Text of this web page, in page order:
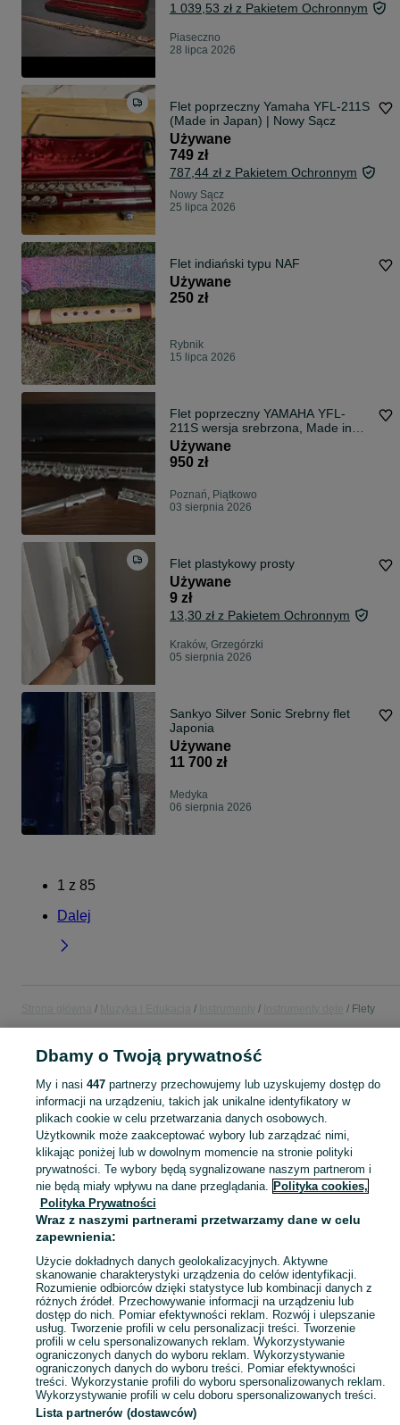
1 039,53 zł z Pakietem Ochronnym
Piaseczno
28 lipca 2026
Flet poprzeczny Yamaha YFL-211S
(Made in Japan) | Nowy Sącz
Używane
749 zł
787,44 zł z Pakietem Ochronnym
Nowy Sącz
25 lipca 2026
Flet indiański typu NAF
Używane
250 zł
Rybnik
15 lipca 2026
Flet poprzeczny YAMAHA YFL-
211S wersja srebrzona, Made in
Japan
Używane
950 zł
Poznań, Piątkowo
03 sierpnia 2026
Flet plastykowy prosty
Używane
9 zł
13,30 zł z Pakietem Ochronnym
Kraków, Grzegórzki
05 sierpnia 2026
Sankyo Silver Sonic Srebrny flet
Japonia
Używane
11 700 zł
Medyka
06 sierpnia 2026
1 z 85
Dalej
Flety
POLSKA
KATEGORIA
Flety to jedne z najstarszychinstrumentów muzycznych, które wciąż cieszą
Historia powstania i budowa fletu
Flety mają długą historię sięgającą czasów starożytnych, kiedy to były
Rodzaje fletów
Flety dzielą się na różne typy w zależności od ich budowy, materiału oraz
Jaki flet do szkoły wybrać?
Dla uczniów rozpoczynających naukę muzyki w szkole, idealnym wyborem
Czym kierować się przy wyborze fletu?
Po pierwsze, budowa fletu – czy jest to model prosty czy poprzeczny oraz z
Flety - największy wybór instrumentów na OLX!
OLX Muzyka i Edukacja dostępny jest bogaty asortyment fletów prostych
Zobacz
Mapa kategorii
Mapa miejscowości
Mapa ministron
Popularne wyszukiwania
Dbamy o Twoją prywatność
My i nasi 447partnerzy przechowujemy lub uzyskujemy dostęp do
informacji na urządzeniu, takich jak unikalne identyfikatory w
plikach cookie w celu przetwarzania danych osobowych.
Użytkownik może zaakceptować wybory lub zarządzać nimi,
klikając poniżej lub w dowolnym momencie na stronie polityki
prywatności. Te wybory będą sygnalizowane naszym partnerom i
nie będą miały wpływu na dane przeglądania. Polityka cookies,
Polityka Prywatności
Wraz z naszymi partnerami przetwarzamy dane w celu
zapewnienia:
Użycie dokładnych danych geolokalizacyjnych. Aktywne
skanowanie charakterystyki urządzenia do celów identyfikacji.
Rozumienie odbiorców dzięki statystyce lub kombinacji danych z
różnych źródeł. Przechowywanie informacji na urządzeniu lub
dostęp do nich. Pomiar efektywności reklam. Rozwój i ulepszanie
usług. Tworzenie profili w celu personalizacji treści. Tworzenie
profili w celu spersonalizowanych reklam. Wykorzystywanie
ograniczonych danych do wyboru reklam. Wykorzystywanie
ograniczonych danych do wyboru treści. Pomiar efektywności
treści. Wykorzystanie profili do wyboru spersonalizowanych reklam.
Wykorzystywanie profili w celu doboru spersonalizowanych treści.
Lista partnerów (dostawców)